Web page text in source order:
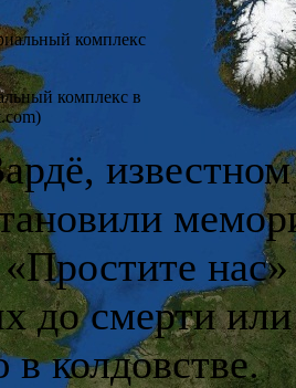
комплекс в
«Простите
до смерти
колдовстве.